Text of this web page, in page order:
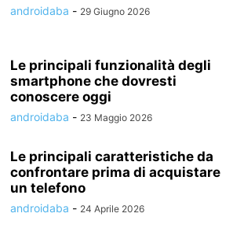
androidaba - 29 Giugno 2026
Le principali funzionalità degli
smartphone che dovresti
conoscere oggi
androidaba - 23 Maggio 2026
Le principali caratteristiche da
confrontare prima di acquistare
un telefono
androidaba - 24 Aprile 2026